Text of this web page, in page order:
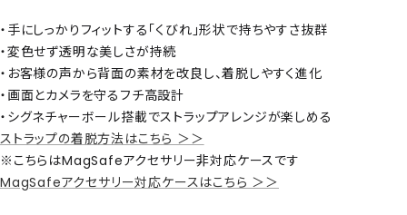
・手にしっかりフィットする「くびれ」形状で持ちやすさ抜群
・変色せず透明な美しさが持続
・お客様の声から背面の素材を改良し、着脱しやすく進化
・画面とカメラを守るフチ高設計
・シグネチャーボール搭載でストラップアレンジが楽しめる
ストラップの着脱方法はこちら ＞＞
※こちらはMagSafeアクセサリー非対応ケースです
MagSafeアクセサリー対応ケースはこちら ＞＞